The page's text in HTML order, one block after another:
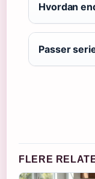
Hvordan
Passer
FLERE